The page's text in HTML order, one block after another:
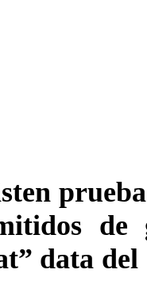
de
data